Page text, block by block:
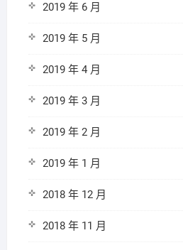
2019 年 6 月
2019 年 5 月
2019 年 4 月
2019 年 3 月
2019 年 2 月
2019 年 1 月
2018 年 12 月
2018 年 11 月